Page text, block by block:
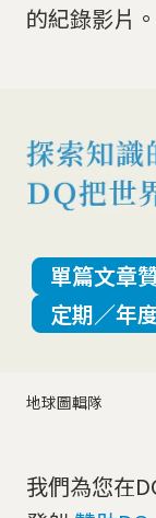
的紀錄影片。
地球圖輯隊
單篇文章
定期／年
我們為您在